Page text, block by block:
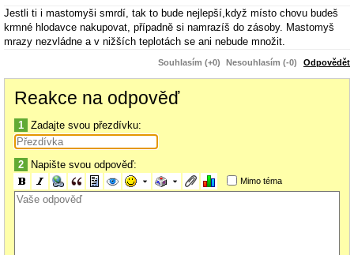
Jestli ti i mastomyši smrdí, tak to bude nejlepší,když místo chovu budeš
krmné hlodavce nakupovat, případně si namrazíš do zásoby. Mastomyš
mrazy nezvládne a v nižších teplotách se ani nebude množit.
Souhlasím (+0) Nesouhlasím (-0) Odpovědět
Reakce na odpověď
1 Zadajte svou přezdívku:
2 Napište svou odpověď:
Mimo téma